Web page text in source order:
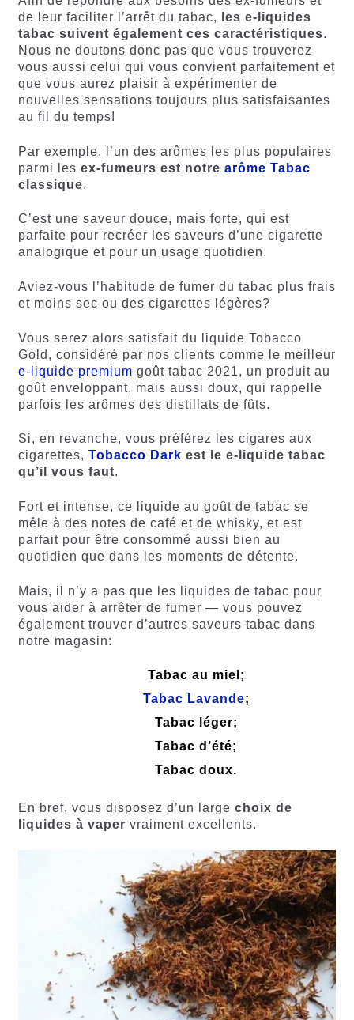
de leur faciliter l’arrêt du tabac,
les e-liquides
tabac suivent également ces caractéristiques.
Nous ne doutons donc pas que vous trouverez
vous aussi celui qui vous convient parfaitement et
que vous aurez plaisir à expérimenter de
nouvelles sensations toujours plus satisfaisantes
au fil du temps!
Par exemple, l’un des arômes les plus populaires
parmi les ex-fumeurs est notre arôme Tabac
classique.
C’est une saveur douce, mais forte, qui est
parfaite pour recréer les saveurs d’une cigarette
analogique et pour un usage quotidien.
Aviez-vous l’habitude de fumer du tabac plus frais
et moins sec ou des cigarettes légères?
Vous serez alors satisfait du liquide Tobacco
Gold, considéré par nos clients comme le meilleur
e-liquide premium goût tabac 2021, un produit au
goût enveloppant, mais aussi doux, qui rappelle
parfois les arômes des distillats de fûts.
Si, en revanche, vous préférez les cigares aux
cigarettes, Tobacco Dark est le e-liquide tabac
qu’il vous faut.
Fort et intense, ce liquide au goût de tabac se
mêle à des notes de café et de whisky, et est
parfait pour être consommé aussi bien au
quotidien que dans les moments de détente.
Mais, il n’y a pas que les liquides de tabac pour
vous aider à arrêter de fumer — vous pouvez
également trouver d’autres saveurs tabac dans
notre magasin:
Tabac au miel;
Tabac Lavande;
Tabac léger;
Tabac d’été;
Tabac doux.
En bref, vous disposez d’un large choix de
liquides à vaper vraiment excellents.